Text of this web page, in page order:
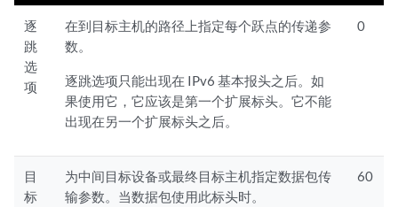
逐
跳
选
项
在到目标主机的路径上指定每个跃点的传递参
数。
逐跳选项只能出现在 IPv6 基本报头之后。如
果使用它，它应该是第一个扩展标头。它不能
出现在另一个扩展标头之后。
0
目
标
为中间目标设备或最终目标主机指定数据包传
输参数。当数据包使用此标头时。
60